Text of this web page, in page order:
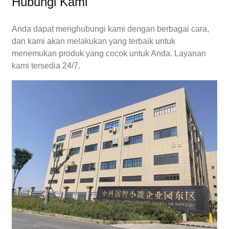
Anda dapat menghubungi kami dengan berbagai cara,
dan kami akan melakukan yang terbaik untuk
menemukan produk yang cocok untuk Anda. Layanan
kami tersedia 24/7.